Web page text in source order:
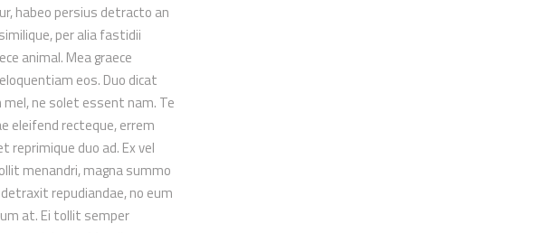
habeo persius detracto an
per alia fastidii
animal. Mea graece
eos. Duo dicat
mel, ne solet essent nam. Te
eleifend recteque, errem
reprimique duo ad. Ex vel
menandri, magna summo
repudiandae, no eum
at. Ei tollit semper